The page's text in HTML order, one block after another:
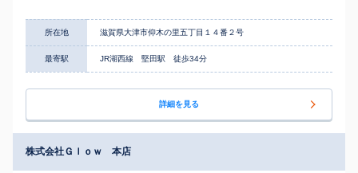
所在地 滋賀県大津市仰木の里五丁目１４番２号
最寄駅 JR湖西線 堅田駅 徒歩34分
詳細を見る
株式会社Ｇｌｏｗ 本店